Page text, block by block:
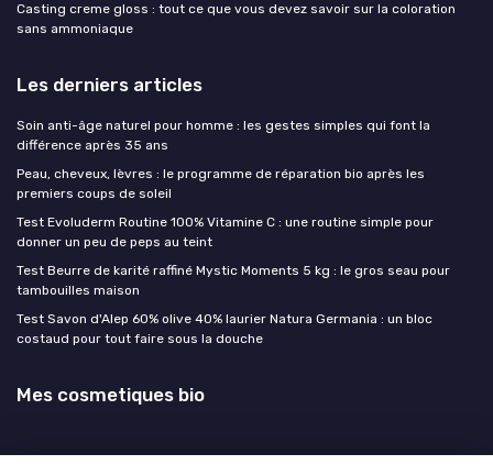
Casting creme gloss : tout ce que vous devez savoir sur la coloration
sans ammoniaque
Les derniers articles
Soin anti-âge naturel pour homme : les gestes simples qui font la
différence après 35 ans
Peau, cheveux, lèvres : le programme de réparation bio après les
premiers coups de soleil
Test Evoluderm Routine 100% Vitamine C : une routine simple pour
donner un peu de peps au teint
Test Beurre de karité raffiné Mystic Moments 5 kg : le gros seau pour
tambouilles maison
Test Savon d'Alep 60% olive 40% laurier Natura Germania : un bloc
costaud pour tout faire sous la douche
Mes cosmetiques bio